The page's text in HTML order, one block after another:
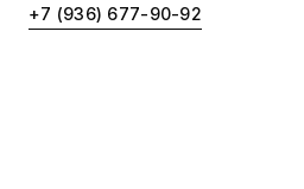
+7 (936) 677-90-92